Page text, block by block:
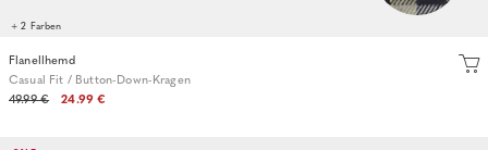
+ 2 Farben
Flanellhemd
Casual Fit / Button-Down-Kragen
49.99 €
24.99 €